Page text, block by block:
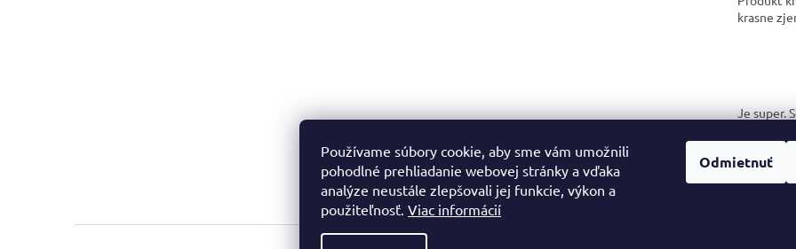
Používame súbory cookie, aby sme vám umožnili
pohodlné prehliadanie webovej stránky a vďaka
analýze neustále zlepšovali jej funkcie, výkon a
použiteľnosť. Viac informácií
Odmietnuť
krasne
Je super.